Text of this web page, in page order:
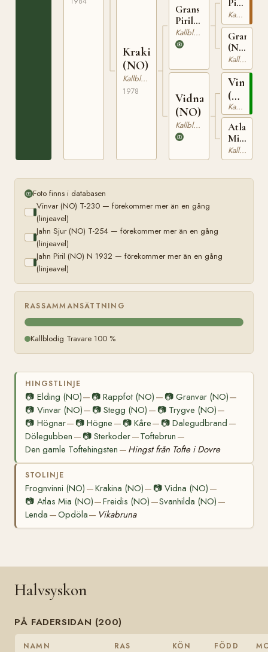
Krakina
(NO)
Kallblodig Travare
1978
Grans
Piril
(NO)
N
Kallblodig Travare
Vidna
(NO)
Kallblodig Travare
Piril
(NO)
N
1932
Kallblodig Travare
(NO)
T-
1542
Kallblodig Travare
Vinvar
(NO)
T-
230
Kallblodig Travare
Atlas
Mia
(NO)
T-
Kallblodig Travare
Foto finns i databasen
Vinvar (NO) T-230 — förekommer mer än en gång
(linjeavel)
Jahn Sjur (NO) T-254 — förekommer mer än en gång
(linjeavel)
Jahn Piril (NO) N 1932 — förekommer mer än en gång
(linjeavel)
RASSAMMANSÄTTNING
Kallblodig Travare 100 %
HINGSTLINJE
📷 Elding (NO)— 📷Rappfot (NO) — 📷 Granvar (NO)—
📷 Vinvar (NO)— 📷Stegg (NO) — 📷 Trygve (NO)—
📷 Högnar— 📷Högne — 📷 Kåre— 📷 Dalegudbrand —
Dölegubben — 📷Sterkoder—Toftebrun —
Den gamle Toftehingsten — Hingst från Tofte i Dovre
STOLINJE
Frognvinni (NO) —Krakina (NO)— 📷Vidna (NO) —
📷 Atlas Mia (NO)—Freidis (NO) —Svanhilda (NO) —
Lenda —Opdöla— Vikabruna
Halvsyskon
PÅ FADERSIDAN (200)
NAMN RAS KÖN FÖDD